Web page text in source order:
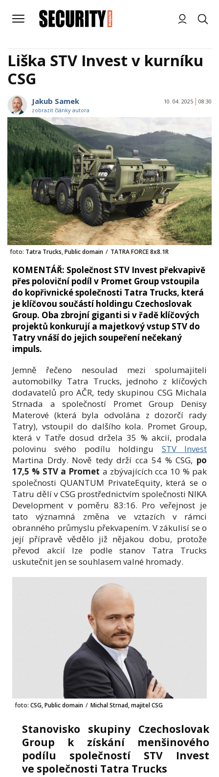
Liška STV Invest v kurníku
CSG
Jakub Samek
zobrazit články autora
10. 04. 2025 08:30
foto: Tatra Trucks, Public domain / TATRA FORCE 8x8.1R
KOMENTÁŘ: Společnost STV Invest překvapivě
přes poloviční podíl v Promet Group vstoupila
do kopřivnické společnosti Tatra Trucks, která
je klíčovou součástí holdingu Czechoslovak
Group. Oba zbrojní giganti si v řadě klíčových
projektů konkurují a majetkový vstup STV do
Tatry vnáší do jejich soupeření nečekaný
impuls.
Jemně řečeno nesoulad mezi spolumajiteli
automobilky Tatra Trucks, jednoho z klíčových
dodavatelů pro AČR, tedy skupinou CSG Michala
Strnada a společností Promet Group Denisy
Materové (která byla odvolána z dozorčí rady
Tatry), vstoupil do dalšího kola. Promet Group,
která v Tatře dosud držela 35 % akcií, prodala
polovinu svého podílu holdingu STV Invest
Martina Drdy. Nově tedy drží cca 54 % CSG, po
17,5 % STV a Promet a zbývajících cca 10 % pak
společnosti QUANTUM PrivateEquity, která se o
Tatru dělí v CSG prostřednictvím společnosti NIKA
Development v poměru 83:16. Pro veřejnost je
tato významná změna ve vztazích v rámci
obranného průmyslu překvapením. V zákulisí se o
její přípravě vědělo již nějakou dobu, protože
převod akcií lze podle stanov Tatra Trucks
uskutečnit jen se souhlasem valné hromady.
foto: CSG, Public domain / Michal Strnad, majitel CSG
Stanovisko skupiny Czechoslovak
Group k získání menšinového
podílu společností STV Invest
ve společnosti Tatra Trucks